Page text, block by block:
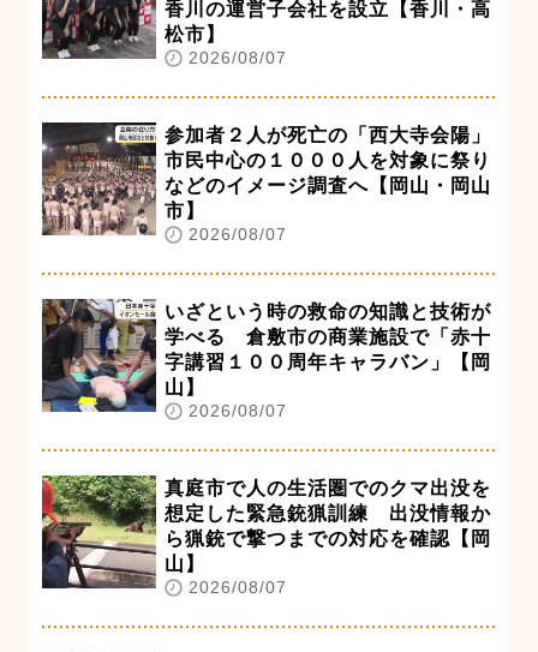
香川の運営子会社を設立【香川・高
松市】
2026/08/07
参加者２人が死亡の「西大寺会陽」
市民中心の１０００人を対象に祭り
などのイメージ調査へ【岡山・岡山
市】
2026/08/07
いざという時の救命の知識と技術が
学べる 倉敷市の商業施設で「赤十
字講習１００周年キャラバン」【岡
山】
2026/08/07
真庭市で人の生活圏でのクマ出没を
想定した緊急銃猟訓練 出没情報か
ら猟銃で撃つまでの対応を確認【岡
山】
2026/08/07